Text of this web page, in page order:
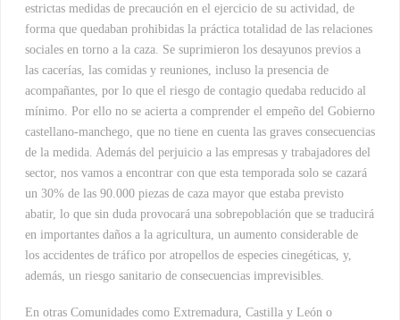
estrictas medidas de precaución en el ejercicio de su actividad, de
forma que quedaban prohibidas la práctica totalidad de las relaciones
sociales en torno a la caza. Se suprimieron los desayunos previos a
las cacerías, las comidas y reuniones, incluso la presencia de
acompañantes, por lo que el riesgo de contagio quedaba reducido al
mínimo. Por ello no se acierta a comprender el empeño del Gobierno
castellano-manchego, que no tiene en cuenta las graves consecuencias
de la medida. Además del perjuicio a las empresas y trabajadores del
sector, nos vamos a encontrar con que esta temporada solo se cazará
un 30% de las 90.000 piezas de caza mayor que estaba previsto
abatir, lo que sin duda provocará una sobrepoblación que se traducirá
en importantes daños a la agricultura, un aumento considerable de
los accidentes de tráfico por atropellos de especies cinegéticas, y,
además, un riesgo sanitario de consecuencias imprevisibles.
En otras Comunidades como Extremadura, Castilla y León o